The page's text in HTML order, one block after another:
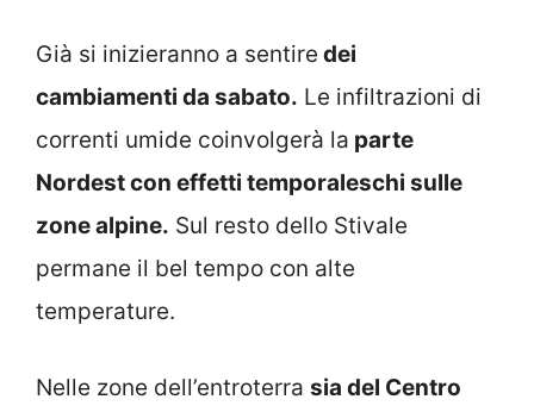
Già si inizieranno a sentire dei
cambiamenti da sabato. Le infiltrazioni di
correnti umide coinvolgerà la parte
Nordest con effetti temporaleschi sulle
zone alpine. Sul resto dello Stivale
permane il bel tempo con alte
temperature.
Nelle zone dell’entroterra sia del Centro